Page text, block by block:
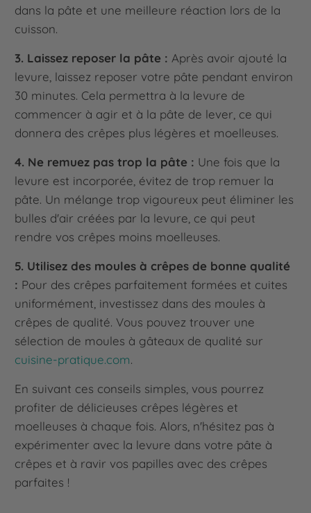
dans la pâte et une meilleure réaction lors de la
cuisson.
3. Laissez reposer la pâte : Après avoir ajouté la
levure, laissez reposer votre pâte pendant environ
30 minutes. Cela permettra à la levure de
commencer à agir et à la pâte de lever, ce qui
donnera des crêpes plus légères et moelleuses.
4. Ne remuez pas trop la pâte : Une fois que la
levure est incorporée, évitez de trop remuer la
pâte. Un mélange trop vigoureux peut éliminer les
bulles d'air créées par la levure, ce qui peut
rendre vos crêpes moins moelleuses.
5. Utilisez des moules à crêpes de bonne qualité
: Pour des crêpes parfaitement formées et cuites
uniformément, investissez dans des moules à
crêpes de qualité. Vous pouvez trouver une
sélection de moules à gâteaux de qualité sur
cuisine-pratique.com.
En suivant ces conseils simples, vous pourrez
profiter de délicieuses crêpes légères et
moelleuses à chaque fois. Alors, n'hésitez pas à
expérimenter avec la levure dans votre pâte à
crêpes et à ravir vos papilles avec des crêpes
parfaites !